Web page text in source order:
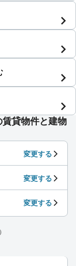
貸物件と建物
変更する
変更する
変更する